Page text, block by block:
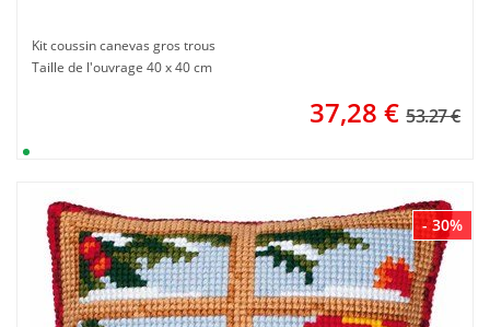
Kit coussin canevas gros trous
Taille de l'ouvrage 40 x 40 cm
37,28 € 53.27 €
- 30%